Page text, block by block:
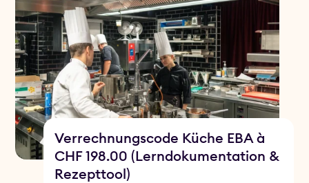
Verrechnungscode Küche EBA à
CHF 198.00 (Lerndokumentation &
Rezepttool)